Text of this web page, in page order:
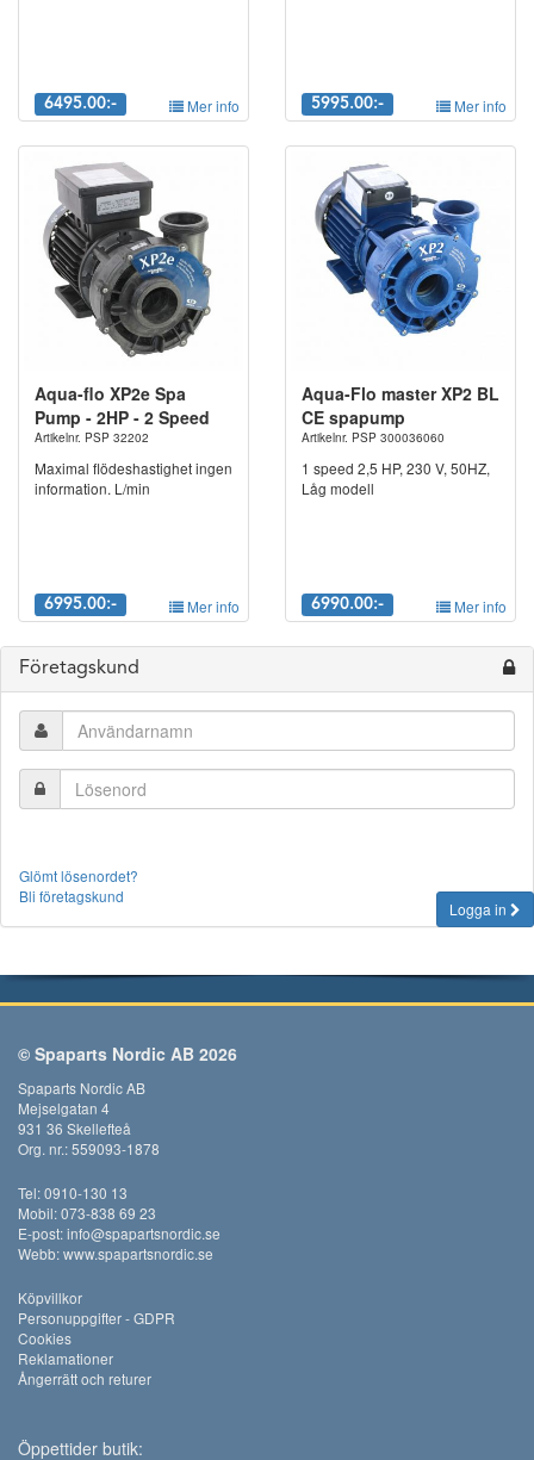
6495.00:- Mer info 5995.00:- Mer info
Aqua-flo XP2e Spa
Pump - 2HP - 2 Speed
Artikelnr. PSP 32202
Maximal flödeshastighet ingen
information. L/min
6995.00:- Mer info
Aqua-Flo master XP2 BL
CE spapump
Artikelnr. PSP 300036060
1 speed 2,5 HP, 230 V, 50HZ,
Låg modell
6990.00:- Mer info
Företagskund
Glömt lösenordet?
Bli företagskund
Logga in
© Spaparts Nordic AB 2026
Spaparts Nordic AB
Mejselgatan 4
931 36 Skellefteå
Org. nr.: 559093-1878
Tel: 0910-130 13
Mobil: 073-838 69 23
E-post:info@spapartsnordic.se
Webb:www.spapartsnordic.se
Köpvillkor
Personuppgifter - GDPR
Cookies
Reklamationer
Ångerrätt och returer
Öppettider butik: